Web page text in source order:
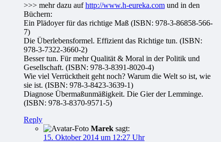
>>> mehr dazu aufhttp://www.h-eureka.com und in den
Büchern:
Ein Plädoyer für das richtige Maß (ISBN: 978-3-86858-566-
7)
Die Überlebensformel. Effizient das Richtige tun. (ISBN:
978-3-7322-3660-2)
Besser tun. Für mehr Qualität & Moral in der Politik und
Gesellschaft. (ISBN: 978-3-8391-8020-4)
Wie viel Verrücktheit geht noch? Warum die Welt so ist, wie
sie ist. (ISBN: 978-3-8423-3639-1)
Diagnose Übermaßunmäßigkeit. Die Gier der Lemminge.
(ISBN: 978-3-8370-9571-5)
Reply
Marek sagt:
15. Oktober 2014 um 12:27 Uhr